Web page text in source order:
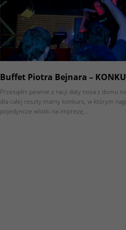
Buffet Piotra Bejnara –
Przesądni pewnie z racji daty nosa z domu
dla całej reszty mamy konkurs, w którym
pojedyncze wlotki na imprezę…